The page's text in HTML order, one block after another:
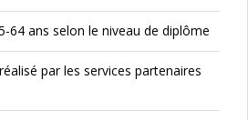
64 ans selon le niveau de diplôme
par les services partenaires